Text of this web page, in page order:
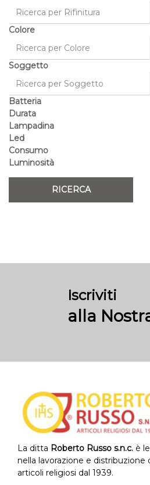
Colore
Soggetto
Batteria
Durata
Lampadina
Led
Consumo
Luminosità
Iscriviti
alla
La ditta Roberto Russo s.n.c. è
nella lavorazione e distribuzione
articoli religiosi dal 1939.